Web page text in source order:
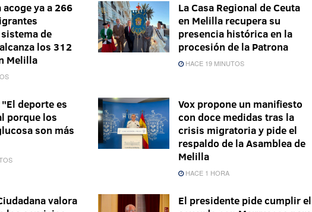
ya a 266
de
los 312
Melilla
La Casa Regional de Ceuta
en Melilla recupera su
presencia histórica en la
procesión de la Patrona
HACE 19 MINUTOS
deporte es
porque los
son más
Vox propone un manifiesto
con doce medidas tras la
crisis migratoria y pide el
respaldo de la Asamblea de
Melilla
HACE 1 HORA
valora
El presidente pide cumplir el